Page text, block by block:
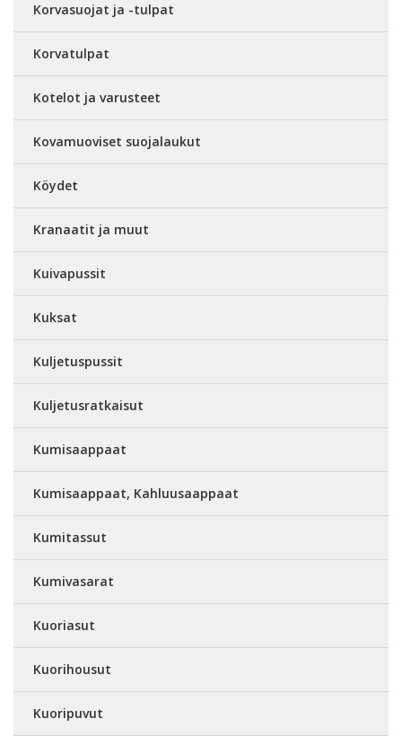
Korvasuojat ja -tulpat
Korvatulpat
Kotelot ja varusteet
Kovamuoviset suojalaukut
Köydet
Kranaatit ja muut
Kuivapussit
Kuksat
Kuljetuspussit
Kuljetusratkaisut
Kumisaappaat
Kumisaappaat, Kahluusaappaat
Kumitassut
Kumivasarat
Kuoriasut
Kuorihousut
Kuoripuvut